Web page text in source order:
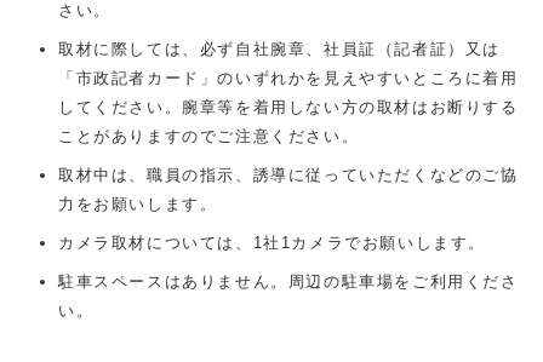
さい。
取材に際しては、必ず自社腕章、社員証（記者証）又は
「市政記者カード」のいずれかを見えやすいところに着用
してください。腕章等を着用しない方の取材はお断りする
ことがありますのでご注意ください。
取材中は、職員の指示、誘導に従っていただくなどのご協
力をお願いします。
カメラ取材については、1社1カメラでお願いします。
駐車スペースはありません。周辺の駐車場をご利用くださ
い。